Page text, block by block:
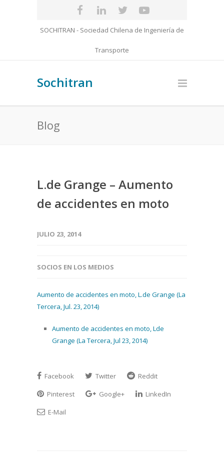
SOCHITRAN - Sociedad Chilena de Ingeniería de
Transporte
Sochitran
Blog
L.de Grange – Aumento
de accidentes en moto
JULIO 23, 2014
SOCIOS EN LOS MEDIOS
Aumento de accidentes en moto, L.de Grange (La
Tercera, Jul. 23, 2014)
Aumento de accidentes en moto, Lde
Grange (La Tercera, Jul 23, 2014)
Facebook Twitter
Reddit
Pinterest
Google+
LinkedIn
E-Mail